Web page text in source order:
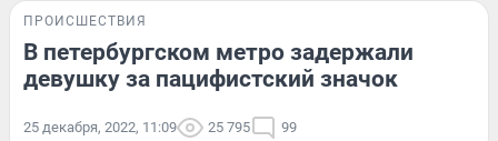
ПРОИСШЕСТВИЯ
В петербургском метро задержали
девушку за пацифистский значок
25 декабря, 2022, 11:09 25 795 99